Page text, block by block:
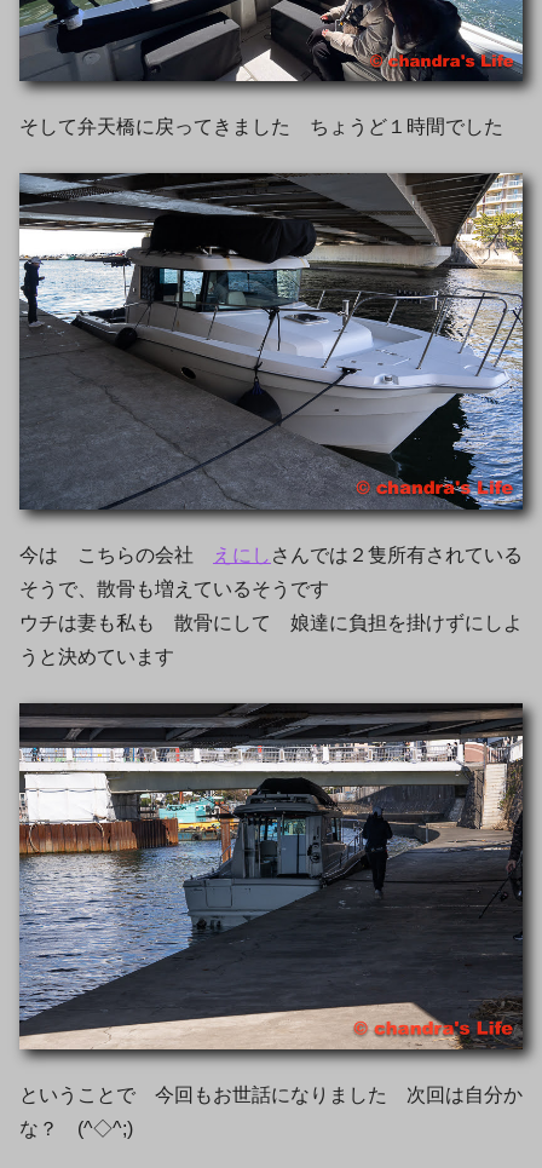
そして弁天橋に戻ってきました ちょうど１時間でした
今は こちらの会社 えにし さんでは２隻所有されている
そうで、散骨も増えているそうです
ウチは妻も私も 散骨にして 娘達に負担を掛けずにしよ
うと決めています
ということで 今回もお世話になりました 次回は自分か
な？ (^◇^;)